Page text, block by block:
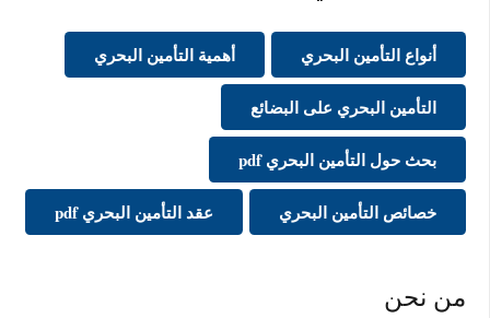
أنواع التأمين البحري أهمية التأمين البحري
التأمين البحري على البضائع
بحث حول التأمين البحري pdf
خصائص التأمين البحري عقد التأمين البحري pdf
من نحن